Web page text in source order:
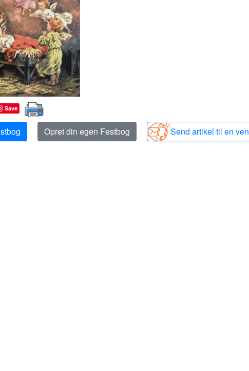
Save
Opret din egen Festbog Send artikel til en ven